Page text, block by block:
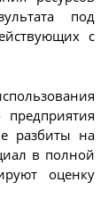
под
с
разбиты на
в полной
оценку